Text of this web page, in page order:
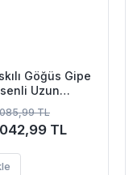
Göğüs Gipe
Uzun
TL
TL